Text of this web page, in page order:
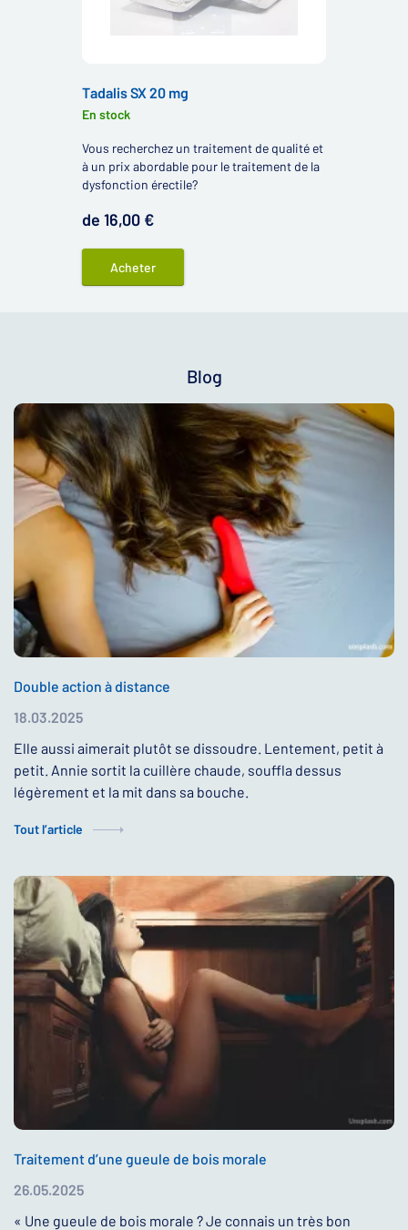
Tadalis SX 20 mg
En stock
Vous recherchez un traitement de qualité et
à un prix abordable pour le traitement de la
dysfonction érectile?
de 16,00 €
Acheter
Blog
Double action à distance
18.03.2025
Elle aussi aimerait plutôt se dissoudre. Lentement, petit à
petit. Annie sortit la cuillère chaude, souffla dessus
légèrement et la mit dans sa bouche.
Tout l’article
Traitement d’une gueule de bois morale
26.05.2025
« Une gueule de bois morale ? Je connais un très bon